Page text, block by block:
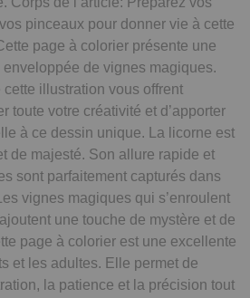
pinceaux pour donner vie à cette
page à colorier présente une
enveloppée de vignes magiques.
illustration vous offrent
toute votre créativité et d’apporter
à ce dessin unique. La licorne est
de majesté. Son allure rapide et
sont parfaitement capturés dans
vignes magiques qui s’enroulent
une touche de mystère et de
page à colorier est une excellente
et les adultes. Elle permet de
la patience et la précision tout